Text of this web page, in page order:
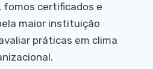
fomos certificados e
maior instituição
práticas em clima